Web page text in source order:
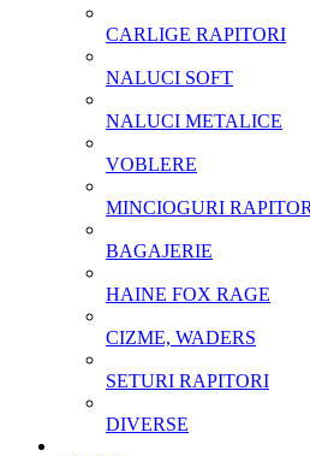
CARLIGE RAPITORI
NALUCI SOFT
NALUCI METALICE
VOBLERE
MINCIOGURI
BAGAJERIE
HAINE FOX RAGE
CIZME, WADERS
SETURI RAPITORI
DIVERSE